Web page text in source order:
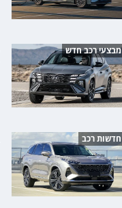
מבצעי רכב חדש
חדשות רכב